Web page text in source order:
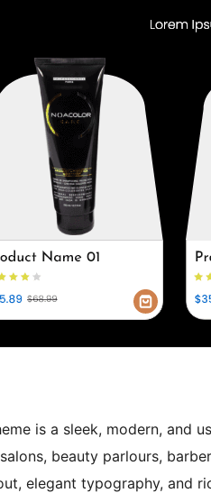
is a sleek, modern, and
beauty parlours,
elegant typography, and